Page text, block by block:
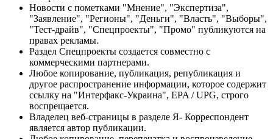
Новости с пометками "Мнение", "Экспертиза",
"Заявление", "Регионы", "Деньги", "Власть", "Выборы",
"Тест-драйв", "Спецпроекты", "Промо" публикуются на
правах рекламы.
Раздел Спецпроекты создается совместно с
коммерческими партнерами.
Любое копирование, публикация, републикация и
другое распространение информации, которое содержит
ссылку на "Интерфакс-Украина", EPA / UPG, строго
воспрещается.
Владелец веб-страницы в разделе Я- Корреспондент
является автор публикации.